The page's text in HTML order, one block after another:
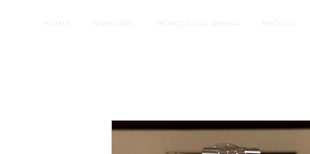
H O M E PROMOÇÃO DA SEMANA RELÓGIOS